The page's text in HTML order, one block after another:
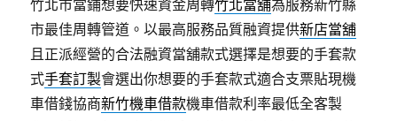
竹北市當鋪想要快速資金周轉竹北當舖為服務新竹縣
市最佳周轉管道。以最高服務品質融資提供新店當舖
且正派經營的合法融資當舖款式選擇是想要的手套款
式手套訂製會選出你想要的手套款式適合支票貼現機
車借錢協商新竹機車借款機車借款利率最低全客製